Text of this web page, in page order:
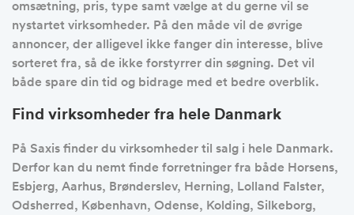
omsætning, pris, type samt vælge at du gerne vil se
nystartet virksomheder. På den måde vil de øvrige
annoncer, der alligevel ikke fanger din interesse, blive
sorteret fra, så de ikke forstyrrer din søgning. Det vil
både spare din tid og bidrage med et bedre overblik.
Find virksomheder fra hele Danmark
På Saxis finder du virksomheder til salg i hele Danmark.
Derfor kan du nemt finde forretninger fra både Horsens,
Esbjerg, Aarhus, Brønderslev, Herning, Lolland Falster,
Odsherred, København, Odense, Kolding, Silkeborg,